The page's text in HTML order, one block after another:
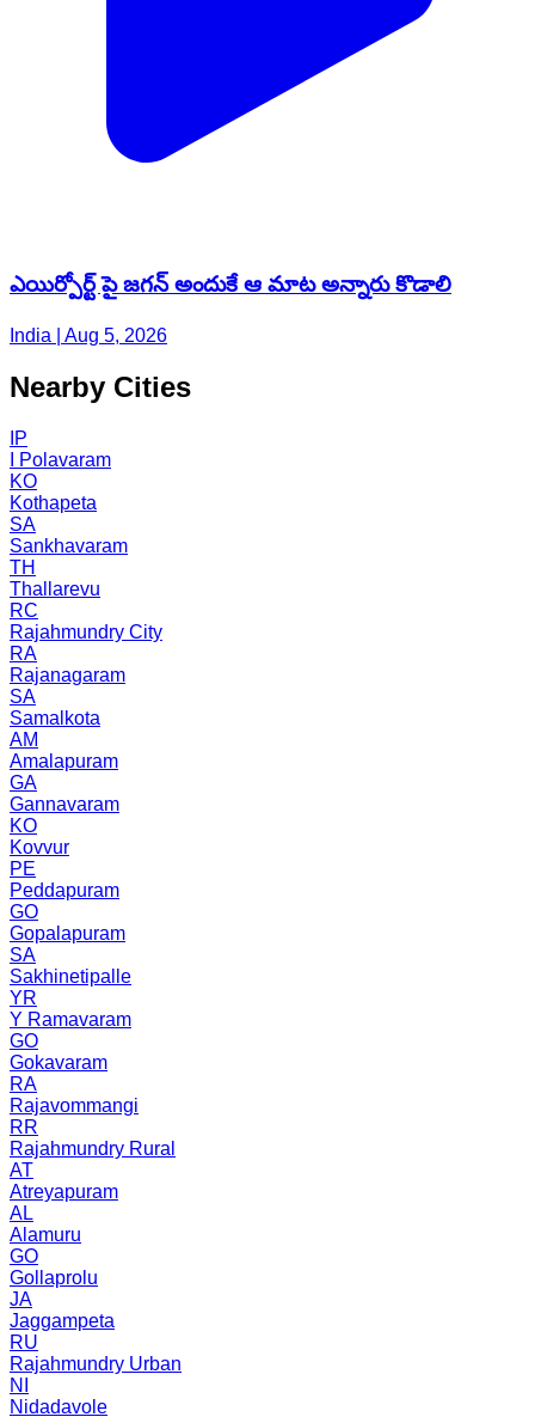
ఎయిర్పోర్ట్ పై జగన్ అందుకే ఆ మాట అన్నారు కొడాలి
India | Aug 5, 2026
Nearby Cities
IP
I Polavaram
KO
Kothapeta
SA
Sankhavaram
TH
Thallarevu
RC
Rajahmundry City
RA
Rajanagaram
SA
Samalkota
AM
Amalapuram
GA
Gannavaram
KO
Kovvur
PE
Peddapuram
GO
Gopalapuram
SA
Sakhinetipalle
YR
Y Ramavaram
GO
Gokavaram
RA
Rajavommangi
RR
Rajahmundry Rural
AT
Atreyapuram
AL
Alamuru
GO
Gollaprolu
JA
Jaggampeta
RU
Rajahmundry Urban
NI
Nidadavole